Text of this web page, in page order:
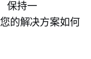
保持一
的解决方案如何